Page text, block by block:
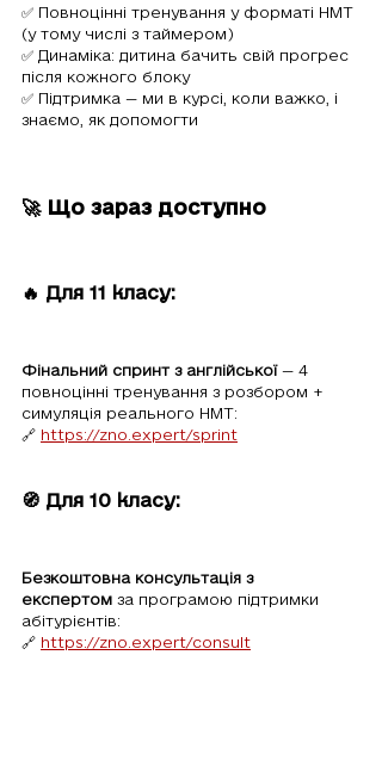
✅ Повноцінні тренування у форматі НМТ
(у тому числі з таймером)
✅ Динаміка: дитина бачить свій прогрес
після кожного блоку
✅ Підтримка — ми в курсі, коли важко, і
знаємо, як допомогти
🚀 Що зараз доступно
🔥 Для 11 класу:
Фінальний спринт з англійської — 4
повноцінні тренування з розбором +
симуляція реального НМТ:
🔗 https://zno.expert/sprint
🧭 Для 10 класу:
Безкоштовна консультація з
експертом за програмою підтримки
абітурієнтів:
🔗 https://zno.expert/consult